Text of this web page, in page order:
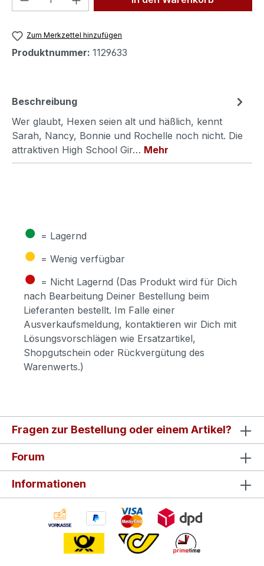
Zum Merkzettel hinzufügen
Produktnummer: 1129633
Beschreibung
Wer glaubt, Hexen seien alt und häßlich, kennt
Sarah, Nancy, Bonnie und Rochelle noch nicht. Die
attraktiven High School Gir… Mehr
● = Lagernd
● = Wenig verfügbar
● = Nicht Lagernd (Das Produkt wird für Dich
nach Bearbeitung Deiner Bestellung beim
Lieferanten bestellt. Im Falle einer
Ausverkaufsmeldung, kontaktieren wir Dich mit
Lösungsvorschlägen wie Ersatzartikel,
Shopgutschein oder Rückvergütung des
Warenwerts.)
Fragen zur Bestellung oder einem Artikel?
Forum
Informationen